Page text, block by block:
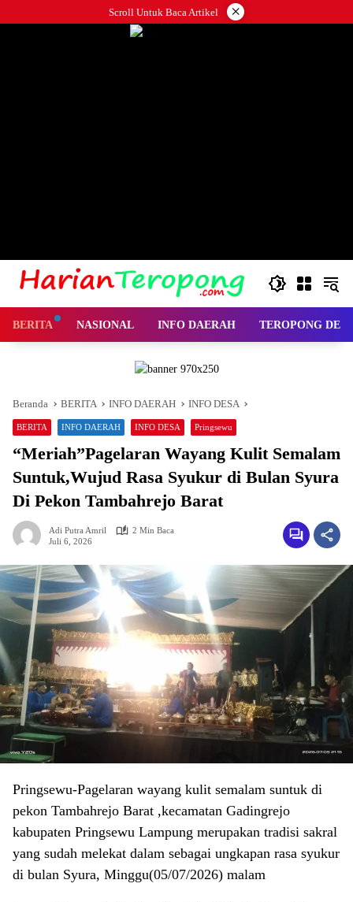
ke
Scroll Untuk Baca Artikel ×
BERITA NASIONAL INFO DAERAH TEROPONG
Beranda BERITA INFO DAERAH INFO DESA
BERITA INFO DAERAH INFO DESA Pringsewu
“Meriah”Pagelaran Wayang Kulit Semalam
Suntuk,Wujud Rasa Syukur di Bulan Syura
Di Pekon Tambahrejo Barat
Adi Putra Amril
2 Min Baca
Juli 6, 2026
Pringsewu-Pagelaran wayang kulit semalam suntuk di
pekon Tambahrejo Barat ,kecamatan Gadingrejo
kabupaten Pringsewu Lampung merupakan tradisi sakral
yang sudah melekat dalam sebagai ungkapan rasa syukur
di bulan Syura, Minggu(05/07/2026) malam